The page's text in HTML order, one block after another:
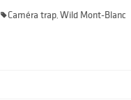
Caméra trap, Wild Mont-Blanc